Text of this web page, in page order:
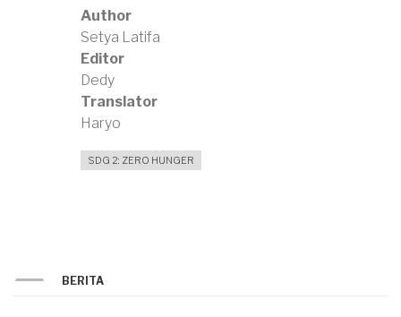
Author
Setya Latifa
Editor
Dedy
Translator
Haryo
SDG 2: ZERO HUNGER
BERITA